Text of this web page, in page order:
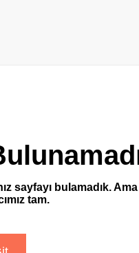
sayfayı bulamadık. Ama
tam.